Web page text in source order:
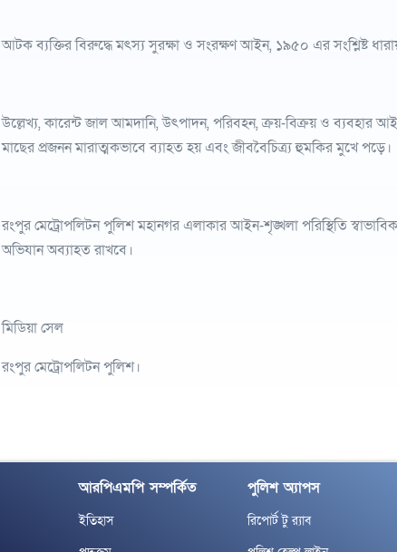
আটক ব্যক্তির বিরুদ্ধে মৎস্য সুরক্ষা ও সংরক্ষণ আইন, ১৯৫০ এর সংশ্লিষ্ট
উল্লেখ্য, কারেন্ট জাল আমদানি, উৎপাদন, পরিবহন, ক্রয়-বিক্রয় ও ব্যবহার
মাছের প্রজনন মারাত্মকভাবে ব্যাহত হয় এবং জীববৈচিত্র্য হুমকির মুখে পড়ে।
রংপুর মেট্রোপলিটন পুলিশ মহানগর এলাকার আইন-শৃঙ্খলা পরিস্থিতি
অভিযান অব্যাহত রাখবে।
মিডিয়া সেল
রংপুর মেট্রোপলিটন পুলিশ।
আরপিএমপি সম্পর্কিত
ইতিহাস
পুলিশ অ্যাপস
রিপোর্ট টু র‌্যাব